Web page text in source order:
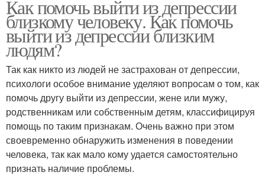
Как помочь выйти из депрессии
близкому человеку. Как помочь
выйти из депрессии близким
людям?
Так как никто из людей не застрахован от депрессии,
психологи особое внимание уделяют вопросам о том, как
помочь другу выйти из депрессии, жене или мужу,
родственникам или собственным детям, классифицируя
помощь по таким признакам. Очень важно при этом
своевременно обнаружить изменения в поведении
человека, так как мало кому удается самостоятельно
признать наличие проблемы.